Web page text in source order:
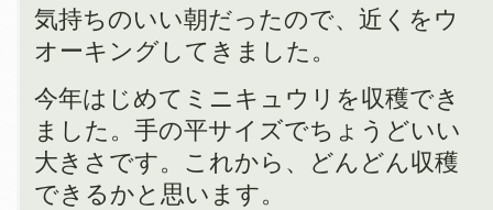
気持ちのいい朝だったので、近くをウ
オーキングしてきました。
今年はじめてミニキュウリを収穫でき
ました。手の平サイズでちょうどいい
大きさです。これから、どんどん収穫
できるかと思います。